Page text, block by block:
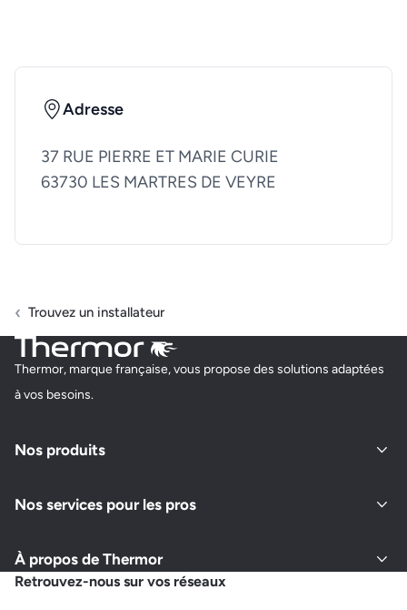
Adresse
37 RUE PIERRE ET MARIE CURIE
63730 LES MARTRES DE VEYRE
Trouvez un installateur
Thermor, marque française, vous propose des solutions adaptées
à vos besoins.
Nos produits
Nos services pour les pros
À propos de Thermor
Retrouvez-nous sur vos réseaux